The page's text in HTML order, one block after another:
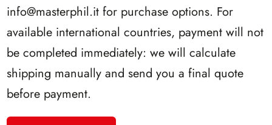
info@masterphil.it for purchase options. For
available international countries, payment will not
be completed immediately: we will calculate
shipping manually and send you a final quote
before payment.